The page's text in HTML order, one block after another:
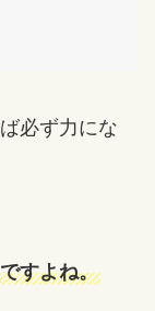
必ず力にな
すよね。